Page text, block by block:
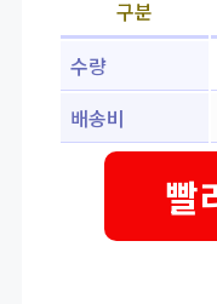
구분
수량
배송비
빨